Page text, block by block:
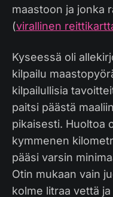
maastoon ja jonka
(virallinen
Kyseessä oli
kilpailu
kilpailullisia
paitsi päästä
pikaisesti. Huoltoa
kymmenen
pääsi varsin
Otin mukaan vain
kolme litraa vettä